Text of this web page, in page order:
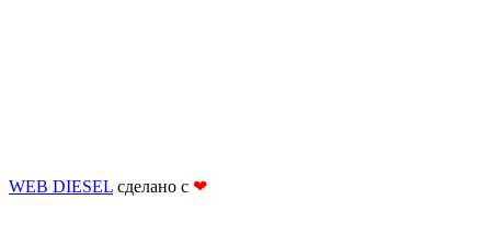
WEB DIESEL сделано с ❤